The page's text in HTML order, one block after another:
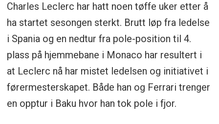
Charles Leclerc har hatt noen tøffe uker etter å
ha startet sesongen sterkt. Brutt løp fra ledelse
i Spania og en nedtur fra pole-position til 4.
plass på hjemmebane i Monaco har resultert i
at Leclerc nå har mistet ledelsen og initiativet i
førermesterskapet. Både han og Ferrari trenger
en opptur i Baku hvor han tok pole i fjor.